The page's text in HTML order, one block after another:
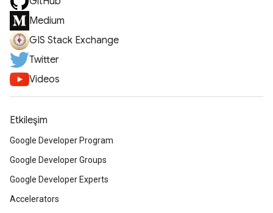
Medium
GIS Stack Exchange
Twitter
Videos
Etkileşim
Google Developer Program
Google Developer Groups
Google Developer Experts
Accelerators